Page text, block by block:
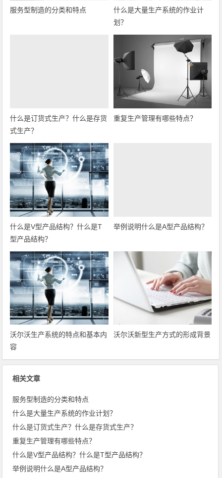
服务型制造的分类和特点
什么是大量生产系统的作业计
划？
什么是订货式生产？什么是存货
式生产？
重复生产管理有哪些特点？
什么是V型产品结构？什么是T
型产品结构？
举例说明什么是A型产品结构？
沃尔沃生产系统的特点和基本内
容
沃尔沃新型生产方式的形成背景
相关文章
服务型制造的分类和特点
什么是大量生产系统的作业计划？
什么是订货式生产？什么是存货式生产？
重复生产管理有哪些特点？
什么是V型产品结构？什么是T型产品结构？
举例说明什么是A型产品结构？